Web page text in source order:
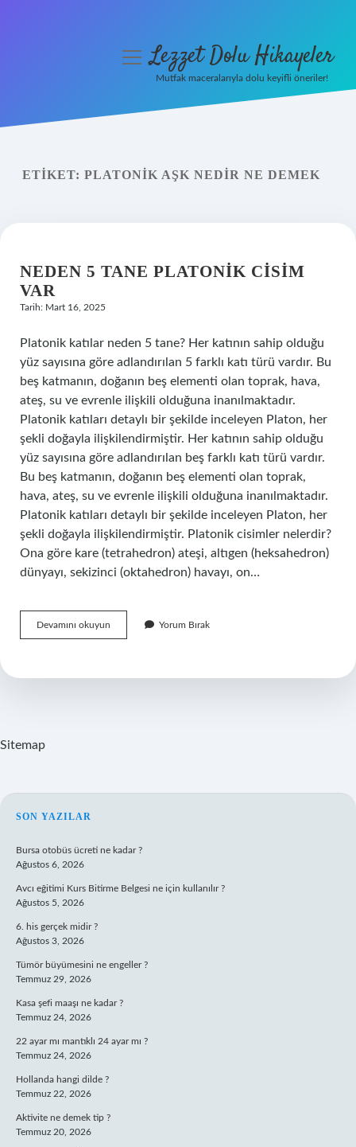
Yasal Uyarı
menüyüLezzet Dolu Hikayeler
Mutfak maceralarıyla dolu keyifli öneriler!
ETIKET: PLATONIK AŞK NEDIR NE DEMEK
NEDEN 5 TANE PLATONIK CISIM
VAR
Tarih: Mart 16, 2025
Platonik katılar neden 5 tane? Her katının sahip olduğu
yüz sayısına göre adlandırılan 5 farklı katı türü vardır. Bu
beş katmanın, doğanın beş elementi olan toprak, hava,
ateş, su ve evrenle ilişkili olduğuna inanılmaktadır.
Platonik katıları detaylı bir şekilde inceleyen Platon, her
şekli doğayla ilişkilendirmiştir. Her katının sahip olduğu
yüz sayısına göre adlandırılan beş farklı katı türü vardır.
Bu beş katmanın, doğanın beş elementi olan toprak,
hava, ateş, su ve evrenle ilişkili olduğuna inanılmaktadır.
Platonik katıları detaylı bir şekilde inceleyen Platon, her
şekli doğayla ilişkilendirmiştir. Platonik cisimler nelerdir?
Ona göre kare (tetrahedron) ateşi, altıgen (heksahedron)
dünyayı, sekizinci (oktahedron) havayı, on…
Devamını okuyun
5
Cisim
Yorum Bırak
Sitemap
SIDEBAR
SON YAZILAR
Bursa otobüs ücreti ne kadar ?
Ağustos 6, 2026
Avcı eğitimi Kurs Bitirme Belgesi ne için kullanılır ?
Ağustos 5, 2026
6. his gerçek midir ?
Ağustos 3, 2026
Tümör büyümesini ne engeller ?
Temmuz 29, 2026
Kasa şefi maaşı ne kadar ?
Temmuz 24, 2026
22 ayar mı mantıklı 24 ayar mı ?
Temmuz 24, 2026
Hollanda hangi dilde ?
Temmuz 22, 2026
Aktivite ne demek tip ?
Temmuz 20, 2026